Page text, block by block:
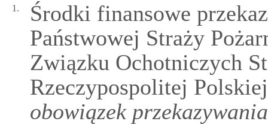
1.
Środki finansowe
Państwowej Straży
Związku Ochotniczych
Rzeczypospolitej
obowiązek